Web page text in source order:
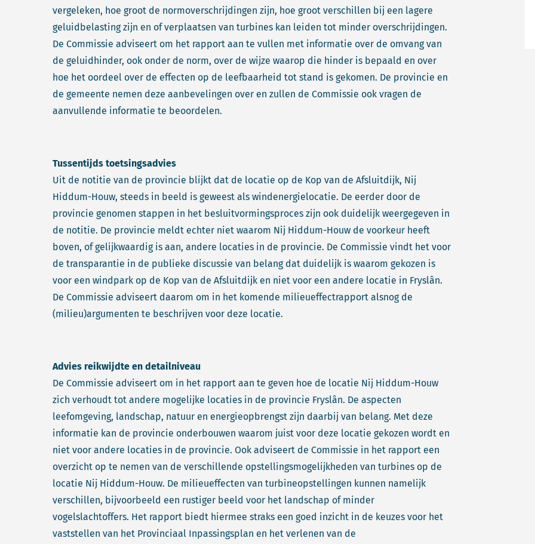
vergeleken, hoe groot de normoverschrijdingen zijn, hoe groot verschillen bij een lagere
geluidbelasting zijn en of verplaatsen van turbines kan leiden tot minder overschrijdingen.
De Commissie adviseert om het rapport aan te vullen met informatie over de omvang van
de geluidhinder, ook onder de norm, over de wijze waarop die hinder is bepaald en over
hoe het oordeel over de effecten op de leefbaarheid tot stand is gekomen. De provincie en
de gemeente nemen deze aanbevelingen over en zullen de Commissie ook vragen de
aanvullende informatie te beoordelen.
Tussentijds toetsingsadvies
Uit de notitie van de provincie blijkt dat de locatie op de Kop van de Afsluitdijk, Nij
Hiddum-Houw, steeds in beeld is geweest als windenergielocatie. De eerder door de
provincie genomen stappen in het besluitvormingsproces zijn ook duidelijk weergegeven in
de notitie. De provincie meldt echter niet waarom Nij Hiddum-Houw de voorkeur heeft
boven, of gelijkwaardig is aan, andere locaties in de provincie. De Commissie vindt het voor
de transparantie in de publieke discussie van belang dat duidelijk is waarom gekozen is
voor een windpark op de Kop van de Afsluitdijk en niet voor een andere locatie in Fryslân.
De Commissie adviseert daarom om in het komende milieueffectrapport alsnog de
(milieu)argumenten te beschrijven voor deze locatie.
Advies reikwijdte en detailniveau
De Commissie adviseert om in het rapport aan te geven hoe de locatie Nij Hiddum-Houw
zich verhoudt tot andere mogelijke locaties in de provincie Fryslân. De aspecten
leefomgeving, landschap, natuur en energieopbrengst zijn daarbij van belang. Met deze
informatie kan de provincie onderbouwen waarom juist voor deze locatie gekozen wordt en
niet voor andere locaties in de provincie. Ook adviseert de Commissie in het rapport een
overzicht op te nemen van de verschillende opstellingsmogelijkheden van turbines op de
locatie Nij Hiddum-Houw. De milieueffecten van turbineopstellingen kunnen namelijk
verschillen, bijvoorbeeld een rustiger beeld voor het landschap of minder
vogelslachtoffers. Het rapport biedt hiermee straks een goed inzicht in de keuzes voor het
vaststellen van het Provinciaal Inpassingsplan en het verlenen van de